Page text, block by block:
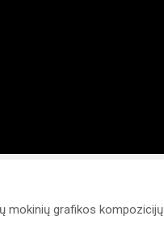
grafikos kompozicijų